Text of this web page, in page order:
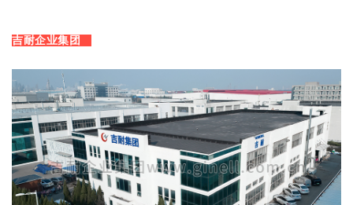
吉耐企业集团